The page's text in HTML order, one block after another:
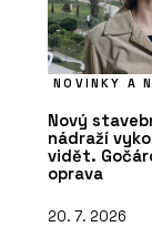
NOVINKY A
Nový
nádraží
vidět.
oprava
20. 7. 2026